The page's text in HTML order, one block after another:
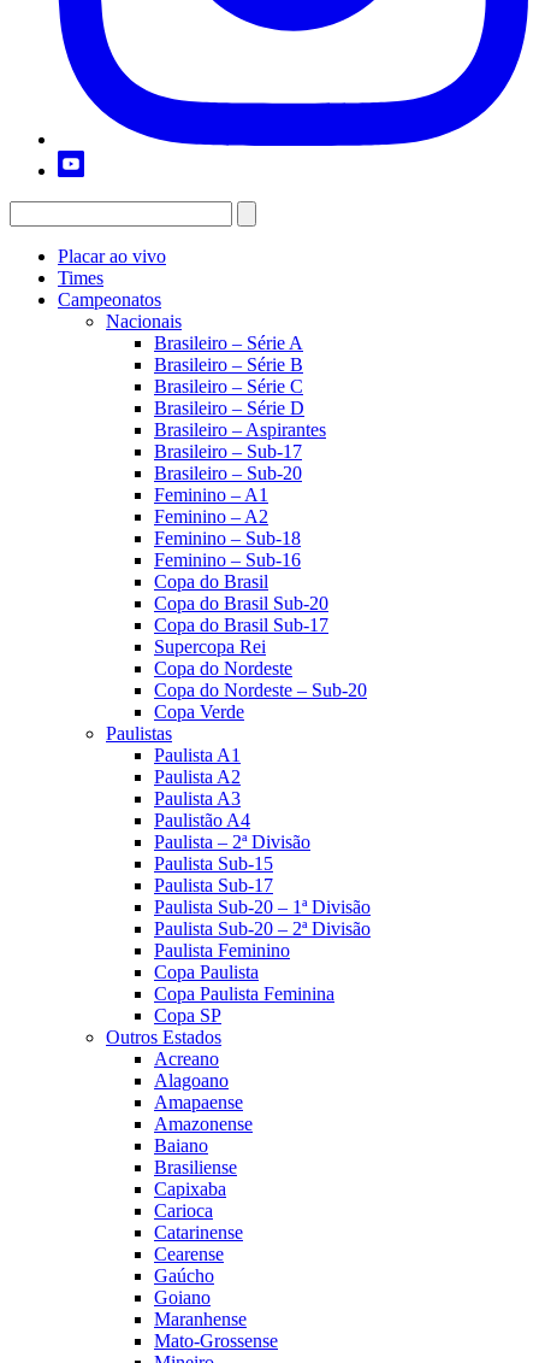
Placar ao vivo
Times
Campeonatos
Nacionais
Brasileiro – Série A
Brasileiro – Série B
Brasileiro – Série C
Brasileiro – Série D
Brasileiro – Aspirantes
Brasileiro – Sub-17
Brasileiro – Sub-20
Feminino – A1
Feminino – A2
Feminino – Sub-18
Feminino – Sub-16
Copa do Brasil
Copa do Brasil Sub-20
Copa do Brasil Sub-17
Supercopa Rei
Copa do Nordeste
Copa do Nordeste – Sub-20
Copa Verde
Paulistas
Paulista A1
Paulista A2
Paulista A3
Paulistão A4
Paulista – 2ª Divisão
Paulista Sub-15
Paulista Sub-17
Paulista Sub-20 – 1ª Divisão
Paulista Sub-20 – 2ª Divisão
Paulista Feminino
Copa Paulista
Copa Paulista Feminina
Copa SP
Outros Estados
Acreano
Alagoano
Amapaense
Amazonense
Baiano
Brasiliense
Capixaba
Carioca
Catarinense
Cearense
Gaúcho
Goiano
Maranhense
Mato-Grossense